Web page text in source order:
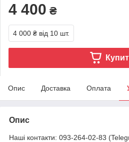
4 400 ₴
4 000 ₴ від 10 шт.
Опис Доставка Оплата
Опис
Наші контакти: 093-264-02-83